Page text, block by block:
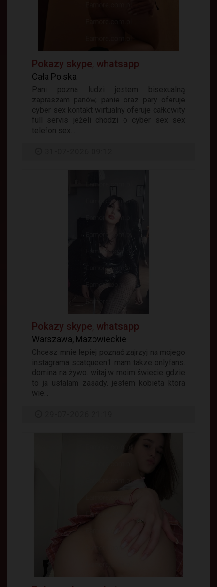
Pokazy skype, whatsapp
Cała Polska
Pani pozna ludzi jestem bisexualną
zapraszam panów, panie oraz pary oferuje
cyber sex kontakt wirtualny oferuje całkowity
full servis jeżeli chodzi o cyber sex sex
telefon sex...
Pokazy skype, whatsapp
Warszawa, Mazowieckie
Chcesz mnie lepiej poznać zajrzyj na mojego
instagrama scatqueen1 mam takze onlyfans.
domina na żywo. witaj w moim świecie gdzie
to ja ustalam zasady. jestem kobieta ktora
wie...